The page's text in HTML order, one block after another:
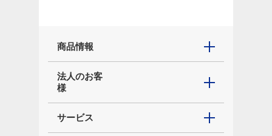
商品情報
法人のお客
様
サービス